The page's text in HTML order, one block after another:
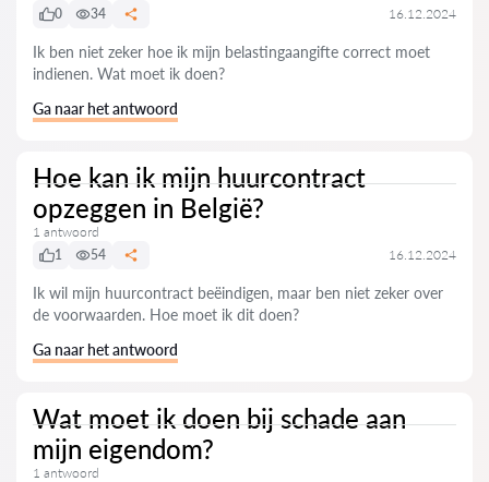
0
34 16.12.2024
Ik ben niet zeker hoe ik mijn belastingaangifte correct moet
indienen. Wat moet ik doen?
Ga naar het antwoord
Hoe kan ik mijn huurcontract
opzeggen in België?
1 antwoord
1
54 16.12.2024
Ik wil mijn huurcontract beëindigen, maar ben niet zeker over
de voorwaarden. Hoe moet ik dit doen?
Ga naar het antwoord
Wat moet ik doen bij schade aan
mijn eigendom?
1 antwoord